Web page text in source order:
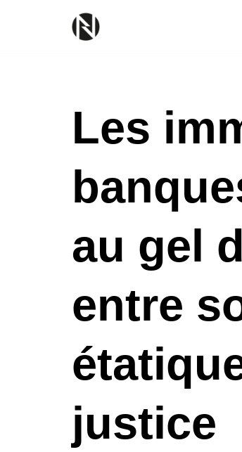
Les
au gel
entre
justice